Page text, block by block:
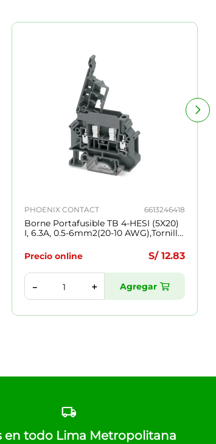
PHOENIX CONTACT 6613246418
Borne Portafusible TB 4-HESI (5X20)
I, 6.3A, 0.5-6mm2(20-10 AWG),Tornillo,
Precio online
S/ 12.83
＋
－ Agregar
en todo Lima Metropolitana